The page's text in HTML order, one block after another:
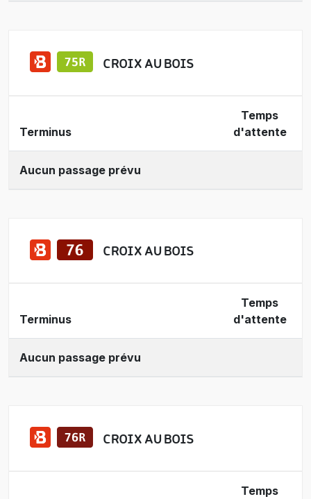
CROIX AU BOIS
Terminus
Temps
d'attente
Aucun passage prévu
CROIX AU BOIS
Terminus
Temps
d'attente
Aucun passage prévu
CROIX AU BOIS
Temps